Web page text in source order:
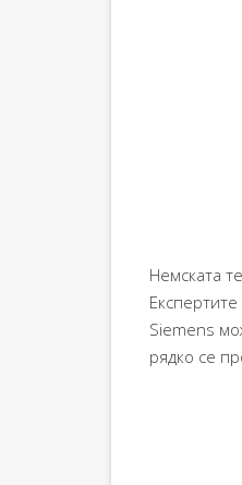
Немската
Siemens
рядко се